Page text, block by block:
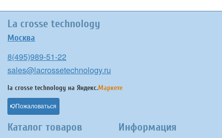
La crosse technology
Москва
8(495)989-51-22
sales@lacrossetechnology.ru
la crosse technology на Яндекс.Маркете
Пожаловаться
Каталог товаров Информация